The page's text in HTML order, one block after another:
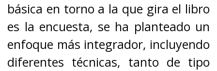
básica en torno a la que gira el libro
es la encuesta, se ha planteado un
enfoque más integrador, incluyendo
diferentes técnicas, tanto de tipo